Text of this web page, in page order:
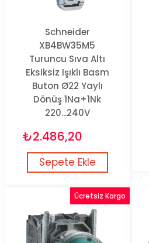
Schneider
XB4BW35M5
Turuncu Sıva Altı
Eksiksiz Işıklı Basm
Buton Ø22 Yaylı
Dönüş 1Na+1Nk
220...240V
₺2.486,20
Sepete Ekle
Ücretsiz Kargo